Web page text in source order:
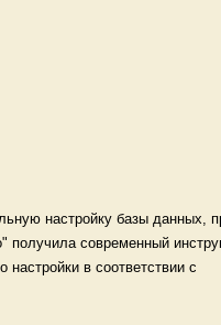
настройку базы данных,
получила современный
в соответствии с